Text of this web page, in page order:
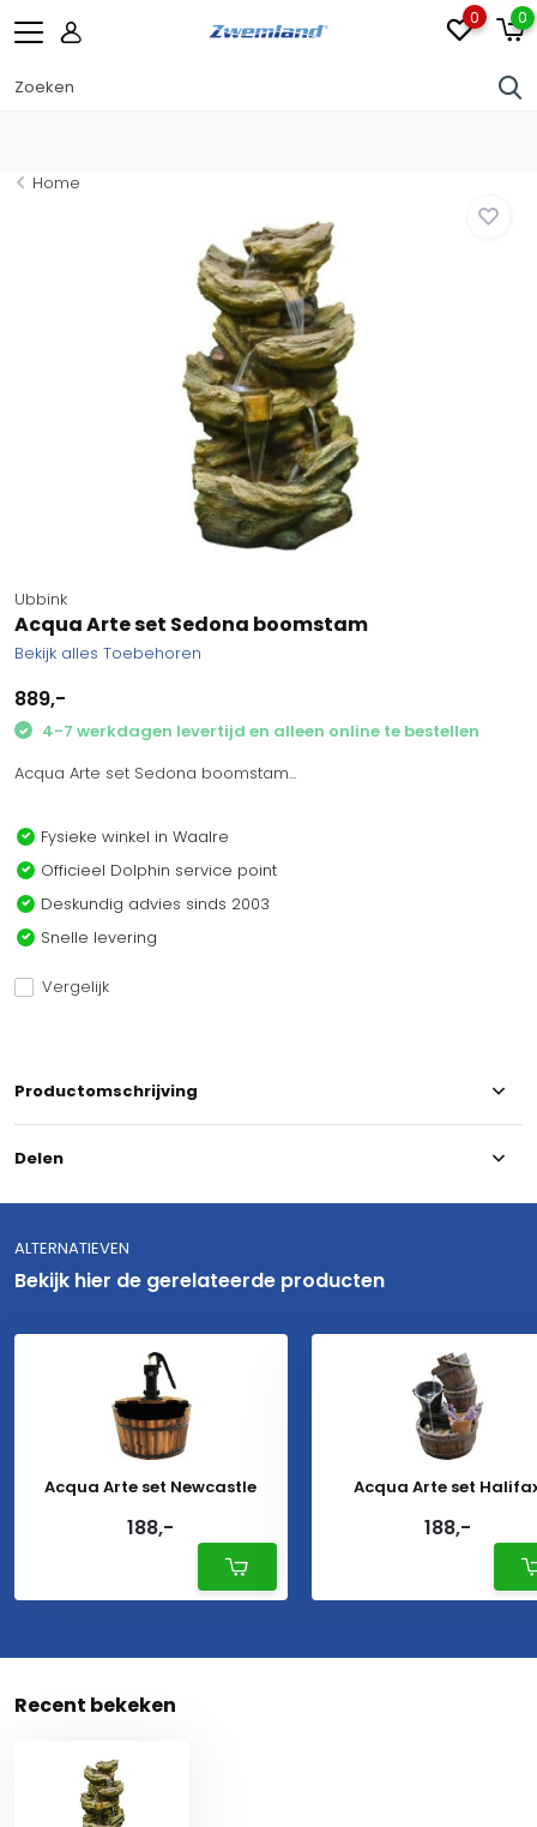
0 0
Home
Ubbink
Acqua Arte set Sedona boomstam
Bekijk alles Toebehoren
889,-
4-7 werkdagen levertijd en alleen online te bestellen
Acqua Arte set Sedona boomstam...
Fysieke winkel in Waalre
Officieel Dolphin service point
Deskundig advies sinds 2003
Snelle levering
Vergelijk
Productomschrijving
Delen
ALTERNATIEVEN
Bekijk hier de gerelateerde producten
Acqua Arte set Newcastle
188,-
Acqua Arte set
188,-
Recent bekeken